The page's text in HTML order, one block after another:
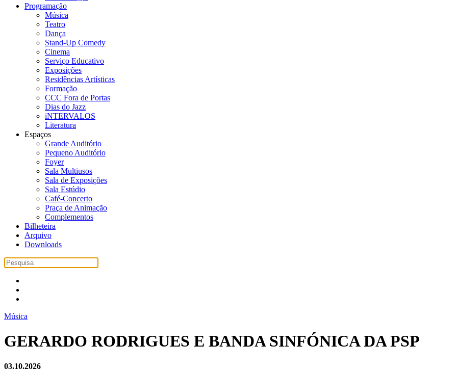
Programação
Música
Teatro
Dança
Stand-Up Comedy
Cinema
Serviço Educativo
Exposições
Residências Artísticas
Formação
CCC Fora de Portas
Dias do Jazz
iNTERVALOS
Literatura
Espaços
Grande Auditório
Pequeno Auditório
Foyer
Sala Multiusos
Sala de Exposições
Sala Estúdio
Café-Concerto
Praça de Animação
Complementos
Bilheteira
Arquivo
Downloads
Música
GERARDO RODRIGUES E BANDA SINFÓNICA DA PSP
03.10.2026